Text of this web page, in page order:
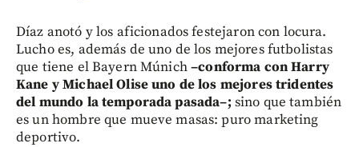
Díaz anotó y los aficionados festejaron con locura.
Lucho es, además de uno de los mejores futbolistas
que tiene el Bayern Múnich–conforma con Harry
Kane y Michael Olise uno de los mejores tridentes
del mundo la temporada pasada–; sino que también
es un hombre que mueve masas: puro marketing
deportivo.